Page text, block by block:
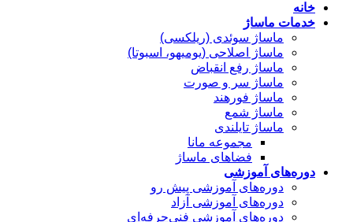
خانه
خدمات ماساژ
ماساژ سوئدی (ریلکسی)
ماساژ اصلاحی (یومیهو، اسبوتا)
ماساژ رفع انقباض
ماساژ سر و صورت
ماساژ فورهند
ماساژ شمع
ماساژ تایلندی
مجموعه مانا
فضاهای ماساژ
دوره‌های آموزشی
دوره‌های آموزشی پیش رو
دوره‌های آموزشی آزاد
دوره‌های آموزشی فنی‌حرفه‌ای